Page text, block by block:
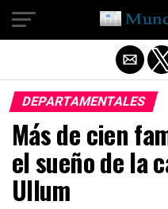
DEPARTAMENTALES
Más de cien
el sueño de la
Ullum
Salir de